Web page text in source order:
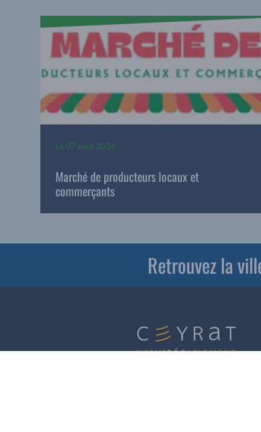
Le 07 août 2026
Marché de producteurs locaux et
commerçants
Retrouvez la